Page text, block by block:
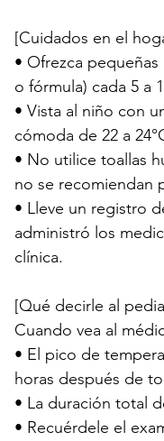
[Cuidados en el
• Ofrezca
o fórmula) cada 5 a
• Vista al niño con
cómoda de 22 a
• No utilice toallas
no se recomiendan
• Lleve un registro
administró los
clínica.
[Qué decirle al
Cuando vea al
• El pico de
horas después de
• La duración total
• Recuérdele el